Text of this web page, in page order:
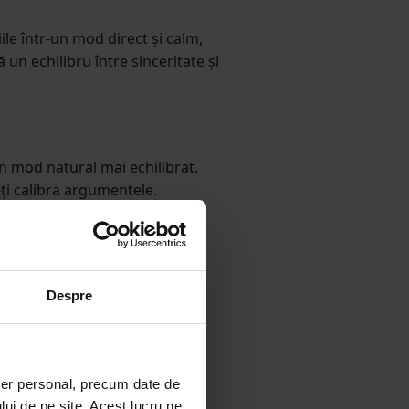
Despre
personal, precum date de
de pe site. Acest lucru ne
într-un mod direct și calm,
un echilibru între sinceritate și
mod natural mai echilibrat.
calibra argumentele.
conflict deschis.
cu colegii tăi. Atunci
fizic care alimentează
bine necesară.